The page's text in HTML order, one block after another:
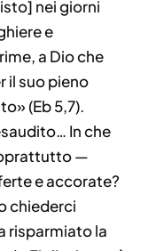
nei giorni
e
a Dio che
il suo pieno
(Eb 5,7).
In che
—
e accorate?
chiederci
risparmiato la